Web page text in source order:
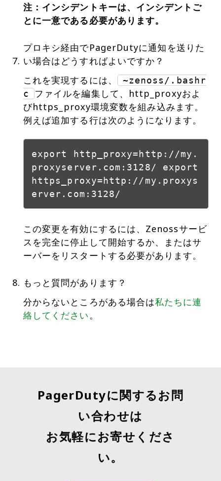
注：インシデントキーは、インシデントご
とに一意である必要があります。
プロキシ経由でPagerDutyに通知を送りた
い場合はどうすればよいですか？
これを実現するには、
~zenoss/.bashr
c
ファイルを編集して、http_proxyおよ
びhttps_proxy環境変数を組み込みます。
例えば追加する行は次のようになります。
export http_proxy=http://my.
proxyserver.com:3128/ export
https_proxy=http://my.proxys
erver.com:3128/
この変更を有効にするには、Zenossサービ
スを完全に停止して開始するか、またはサ
ーバーをリスタートする必要があります。
もっと質問があります？
分からないところがある場合は私たちに連
絡してください。
PagerDutyに関するお問
い合わせは
お気軽にお寄せくださ
い。